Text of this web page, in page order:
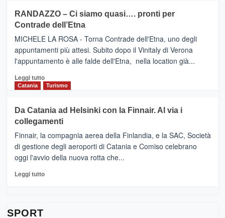
IL
NUOVO
SUMMER
CLUB
VIAGRANDE
(Ct)
–
Benanti
presenta
“Vino
&
Cultura
tappe
dell’enoturismo
RANDAZZO – Ci siamo quasi…. pronti per
Contrade dell’Etna
MICHELE LA ROSA - Torna Contrade dell'Etna, uno degli
appuntamenti più attesi. Subito dopo il Vinitaly di Verona
l'appuntamento è alle falde dell'Etna, nella location già...
Leggi tuttoLeggi
di
RANDAZZO
–
Ci
siamo
quasi….
pronti
per
Catania Turismo
Da Catania ad Helsinki con la Finnair. Al via i
collegamenti
Finnair, la compagnia aerea della Finlandia, e la SAC, Società
di gestione degli aeroporti di Catania e Comiso celebrano
oggi l'avvio della nuova rotta che...
Leggi tuttoLeggi
SPORT